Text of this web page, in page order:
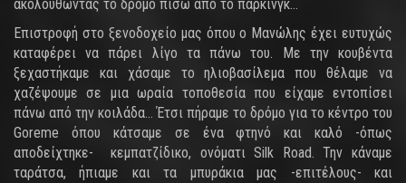
ακολουθώντας το δρόμο πίσω από το πάρκινγκ…
Επιστροφή στο ξενοδοχείο μας όπου ο Μανώλης έχει ευτυχώς
καταφέρει να πάρει λίγο τα πάνω του. Με την κουβέντα
ξεχαστήκαμε και χάσαμε το ηλιοβασίλεμα που θέλαμε να
χαζέψουμε σε μια ωραία τοποθεσία που είχαμε εντοπίσει
πάνω από την κοιλάδα… Έτσι πήραμε το δρόμο για το κέντρο του
Goreme όπου κάτσαμε σε ένα φτηνό και καλό -όπως
αποδείχτηκε- κεμπατζίδικο, ονόματι Silk Road. Την κάναμε
ταράτσα, ήπιαμε και τα μπυράκια μας -επιτέλους- και